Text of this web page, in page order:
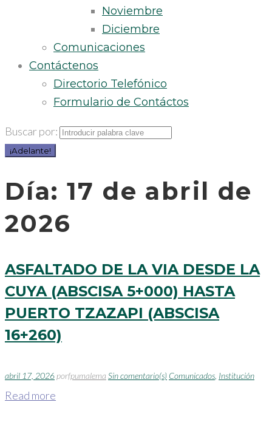
Noviembre
Diciembre
Comunicaciones
Contáctenos
Directorio Telefónico
Formulario de Contáctos
Buscar por:
¡Adelante!
Día:17 de abril de
2026
ASFALTADO DE LA VIA DESDE LA
CUYA (ABSCISA 5+000) HASTA
PUERTO TZAZAPI (ABSCISA
16+260)
abril 17, 2026porfpumalema Sin comentario(s) Comunicados Institución
Read more